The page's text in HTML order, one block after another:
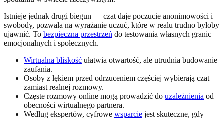
Istnieje jednak drugi biegun — czat daje poczucie anonimowości i
swobody, pozwala na wyrażanie uczuć, które w realu trudno byłoby
ujawnić. To bezpieczna przestrzeń do testowania własnych granic
emocjonalnych i społecznych.
Wirtualna bliskość ułatwia otwartość, ale utrudnia budowanie
zaufania.
Osoby z lękiem przed odrzuceniem częściej wybierają czat
zamiast realnej rozmowy.
Częste rozmowy online mogą prowadzić do uzależnienia od
obecności wirtualnego partnera.
Według ekspertów, cyfrowe wsparcie jest skuteczne, gdy